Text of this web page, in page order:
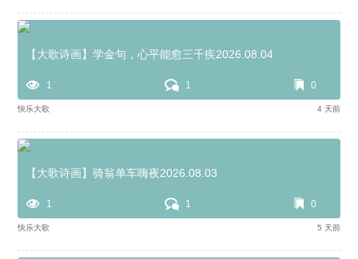
【大歌诗画】学金句，心平能愈三千疾2026.08.04
1 1 0
快乐大歌 4 天前
【大歌诗画】骑翁单车嗨夜2026.08.03
1 1 0
快乐大歌 5 天前